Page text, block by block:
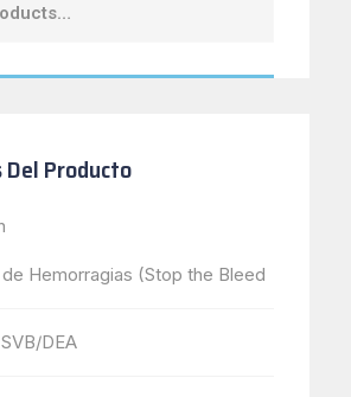
Producto
Hemorragias (Stop the Bleed
DEA